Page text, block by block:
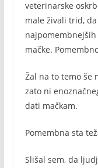
veterinarske
male živali trid,
mačke.
Žal na to temo še
zato ni
dati mačkam.
Pomembna sta
Slišal sem, da